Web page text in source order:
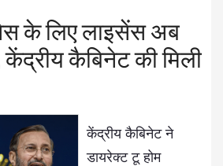
के लिए लाइसेंस अब
केंद्रीय कैबिनेट की मिली
केंद्रीय कैबिनेट ने
डायरेक्ट टू होम